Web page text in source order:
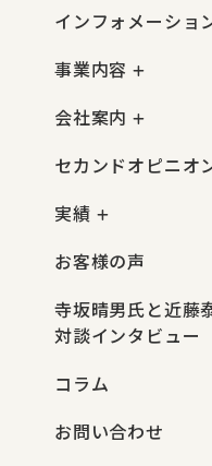
インフォメーショ
事業内容
会社案内
セカンドオピニオ
実績
お客様の声
寺坂晴男氏と近藤
対談インタビュー
コラム
お問い合わせ